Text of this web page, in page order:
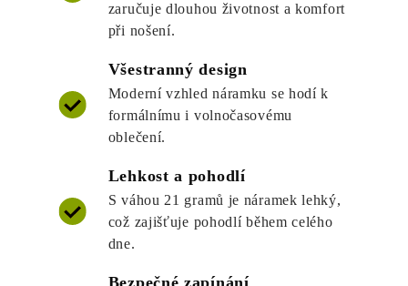
zaručuje dlouhou životnost a komfort
při nošení.
Všestranný design
Moderní vzhled náramku se hodí k
formálnímu i volnočasovému
oblečení.
Lehkost a pohodlí
S váhou 21 gramů je náramek lehký,
což zajišťuje pohodlí během celého
dne.